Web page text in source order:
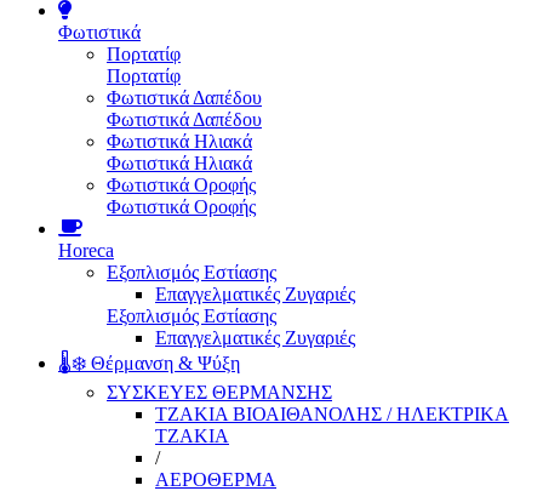
Φωτιστικά
Πορτατίφ
Πορτατίφ
Φωτιστικά Δαπέδου
Φωτιστικά Δαπέδου
Φωτιστικά Ηλιακά
Φωτιστικά Ηλιακά
Φωτιστικά Οροφής
Φωτιστικά Οροφής
Horeca
Εξοπλισμός Εστίασης
Επαγγελματικές Ζυγαριές
Εξοπλισμός Εστίασης
Επαγγελματικές Ζυγαριές
🌡️❄️ Θέρμανση & Ψύξη
ΣΥΣΚΕΥΕΣ ΘΕΡΜΑΝΣΗΣ
ΤΖΑΚΙΑ ΒΙΟΑΙΘΑΝΟΛΗΣ / ΗΛΕΚΤΡΙΚΑ
ΤΖΑΚΙΑ
/
ΑΕΡΟΘΕΡΜΑ